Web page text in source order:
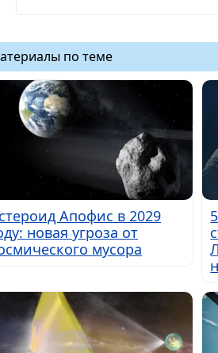
по теме
Апофис в 2029
новая угроза от
мусора